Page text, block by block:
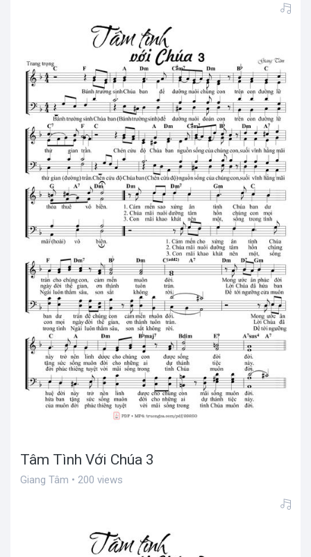
Tâm Tình Với Chúa 3
Giang Tâm • 200 views